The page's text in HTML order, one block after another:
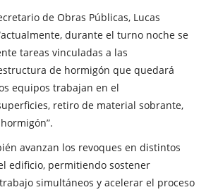
de Obras Públicas, Lucas
durante el turno noche se
tareas vinculadas a las
de hormigón que quedará
equipos trabajan en el
retiro de material sobrante,
avanzan los revoques en distintos
edificio, permitiendo sostener
simultáneos y acelerar el proceso